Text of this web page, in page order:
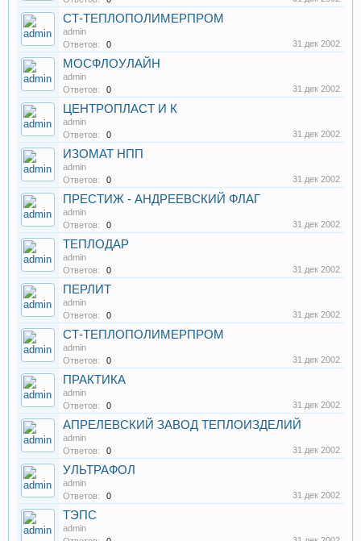
СТ-ТЕПЛОПОЛИМЕРПРОМ
admin
Ответов:
0 31 дек 2002
МОСФЛОУЛАЙН
admin
Ответов:
0 31 дек 2002
ЦЕНТРОПЛАСТ И К
admin
Ответов:
0 31 дек 2002
ИЗОМАТ НПП
admin
Ответов:
0 31 дек 2002
ПРЕСТИЖ - АНДРЕЕВСКИЙ ФЛАГ
admin
Ответов:
0 31 дек 2002
ТЕПЛОДАР
admin
Ответов:
0 31 дек 2002
ПЕРЛИТ
admin
Ответов:
0 31 дек 2002
СТ-ТЕПЛОПОЛИМЕРПРОМ
admin
Ответов:
0 31 дек 2002
ПРАКТИКА
admin
Ответов:
0 31 дек 2002
АПРЕЛЕВСКИЙ ЗАВОД ТЕПЛОИЗДЕЛИЙ
admin
Ответов:
0 31 дек 2002
УЛЬТРАФОЛ
admin
Ответов:
0 31 дек 2002
ТЭПС
admin